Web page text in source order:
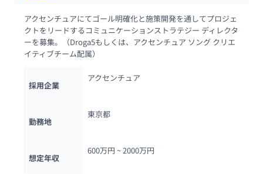
アクセンチュアにてゴール明確化と施策開発を通してプロジェ
クトをリードするコミュニケーションストラテジー ディレクタ
ーを募集。（Droga5もしくは、アクセンチュア ソング クリエ
イティブチーム配属）
採用企業
アクセンチュア
勤務地
東京都
想定年収
600万円 ~ 2000万円